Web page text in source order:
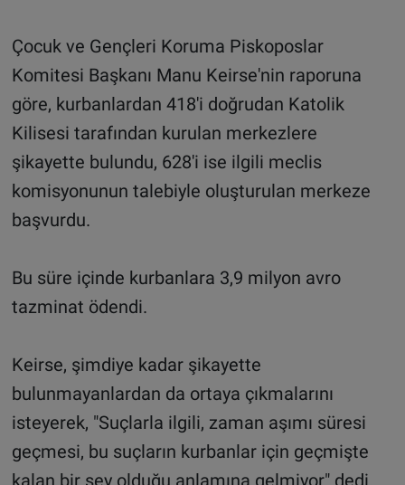
Çocuk ve Gençleri Koruma Piskoposlar
Komitesi Başkanı Manu Keirse'nin raporuna
göre, kurbanlardan 418'i doğrudan Katolik
Kilisesi tarafından kurulan merkezlere
şikayette bulundu, 628'i ise ilgili meclis
komisyonunun talebiyle oluşturulan merkeze
başvurdu.
Bu süre içinde kurbanlara 3,9 milyon avro
tazminat ödendi.
Keirse, şimdiye kadar şikayette
bulunmayanlardan da ortaya çıkmalarını
isteyerek, "Suçlarla ilgili, zaman aşımı süresi
geçmesi, bu suçların kurbanlar için geçmişte
kalan bir şey olduğu anlamına gelmiyor" dedi.